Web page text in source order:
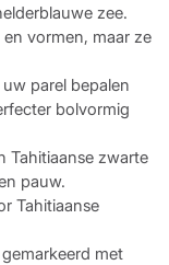
zee.
vormen, maar ze
parel bepalen
bolvormig
Tahitiaanse zwarte
pauw.
Tahitiaanse
met